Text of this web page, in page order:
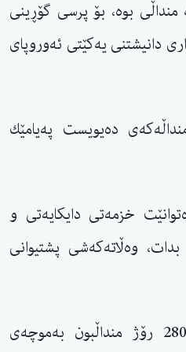
بوە، بۆ پرسی گۆڕینی
دانیشتنی یەكێتی ئەوروپای
دەیویست پەیامێك
خزمەتی دایكایەتی و
وەڵاتەكەشی پشتیوانی
حكومەتی سوید مۆڵەتی 280 رۆژ منداڵبون بەموچەی